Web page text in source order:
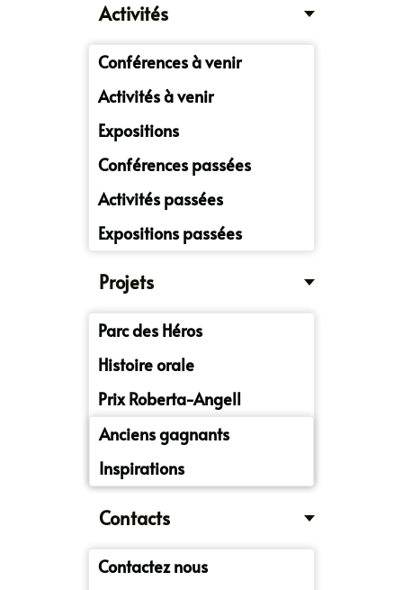
Activités
Conférences à venir
Activités à venir
Expositions
Conférences passées
Activités passées
Expositions passées
Projets
Parc des Héros
Histoire orale
Prix Roberta-Angell
Anciens gagnants
Inspirations
Contacts
Contactez nous